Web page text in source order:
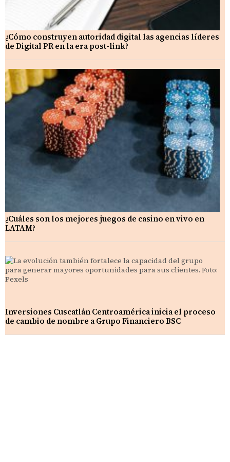
¿Cómo construyen autoridad digital las agencias líderes
de Digital PR en la era post-link?
¿Cuáles son los mejores juegos de casino en vivo en
LATAM?
Inversiones Cuscatlán Centroamérica inicia el proceso
de cambio de nombre a Grupo Financiero BSC